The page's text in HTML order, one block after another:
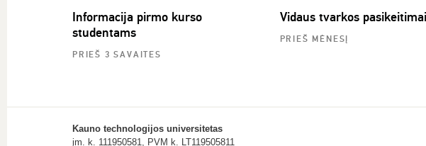
Informacija pirmo kurso
studentams
PRIEŠ 3 SAVAITES
Vidaus tvarkos pasikeitimai
PRIEŠ MĖNESĮ
Kauno technologijos universitetas
įm. k. 111950581, PVM k. LT119505811